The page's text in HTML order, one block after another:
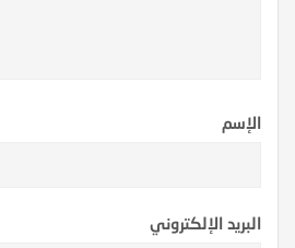
الإسم
البريد الإلكتروني